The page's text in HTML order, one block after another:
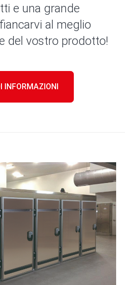
e una grande
al meglio
del vostro prodotto!
INFORMAZIONI